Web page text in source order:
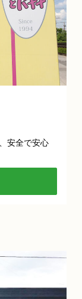
安全で安心